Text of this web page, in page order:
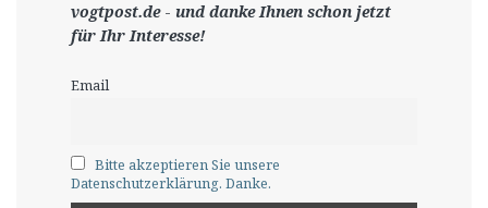
vogtpost.de- und danke Ihnen schon jetzt
für Ihr Interesse!
Email
Bitte akzeptieren Sie unsere
Datenschutzerklärung. Danke.